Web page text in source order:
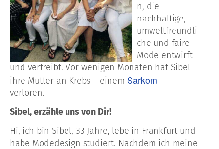
n, die
nachhaltige,
umweltfreundli
che und faire
Mode entwirft
und vertreibt. Vor wenigen Monaten hat Sibel
ihre Mutter an Krebs – einem Sarkom –
verloren.
Sibel, erzähle uns von Dir!
Hi, ich bin Sibel, 33 Jahre, lebe in Frankfurt und
habe Modedesign studiert. Nachdem ich meine